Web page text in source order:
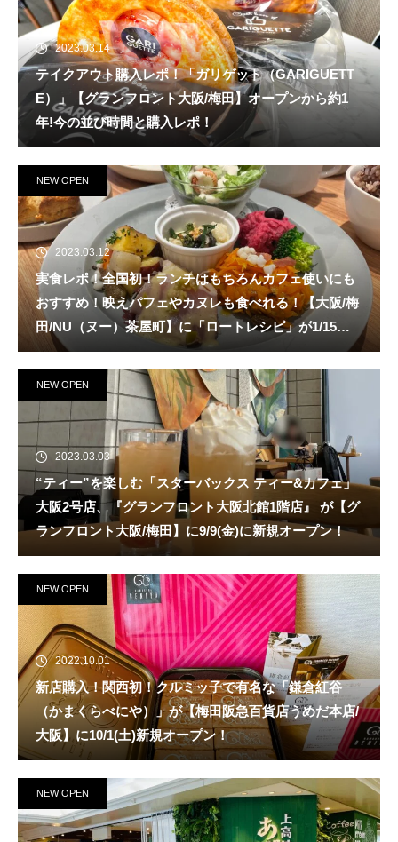
2023.03.14
テイクアウト購入レポ！「ガリゲット（GARIGUETT
E）」【グランフロント大阪/梅田】オープンから約1
年!今の並び時間と購入レポ！
NEW OPEN
2023.03.12
実食レポ！全国初！ランチはもちろんカフェ使いにも
おすすめ！映えパフェやカヌレも食べれる！【大阪/梅
田/NU（ヌー）茶屋町】に「ロートレシピ」が1/15
（日）新規オープン！
NEW OPEN
2023.03.03
“ティー”を楽しむ「スターバックス ティー&カフェ」
大阪2号店、『グランフロント大阪北館1階店』 が【グ
ランフロント大阪/梅田】に9/9(金)に新規オープン！
NEW OPEN
2022.10.01
新店購入！関西初！クルミッ子で有名な「鎌倉紅谷
（かまくらべにや）」が【梅田阪急百貨店うめだ本店/
大阪】に10/1(土)新規オープン！
NEW OPEN